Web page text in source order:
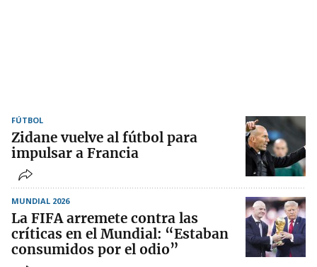
FÚTBOL
Zidane vuelve al fútbol para
impulsar a Francia
MUNDIAL 2026
La FIFA arremete contra las
críticas en el Mundial: “Estaban
consumidos por el odio”